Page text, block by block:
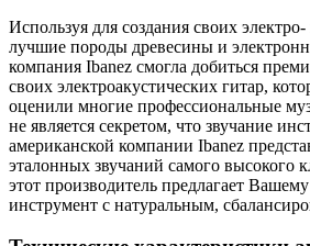
Используя для создания своих
лучшие породы древесины и
компания Ibanez смогла добиться
своих электроакустических гитар,
оценили многие профессиональные
не является секретом, что звучание
американской компании Ibanez
эталонных звучаний самого высокого
этот производитель предлагает
инструмент с натуральным,